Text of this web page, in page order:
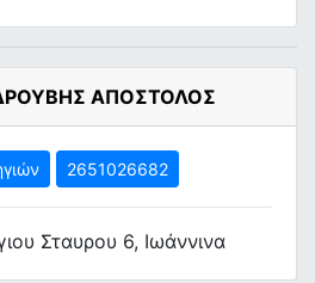
ΑΠΟΣΤΟΛΟΣ
2651026682
Σταυρου 6, Ιωάννινα